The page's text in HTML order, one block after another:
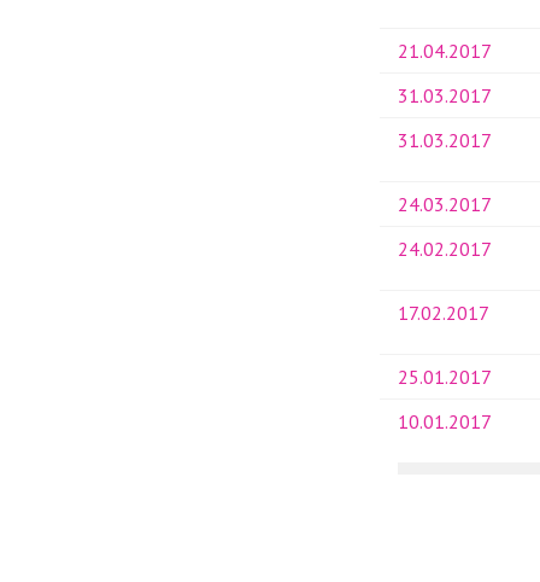
21.04.2017
31.03.2017
31.03.2017
24.03.2017
24.02.2017
17.02.2017
25.01.2017
10.01.2017